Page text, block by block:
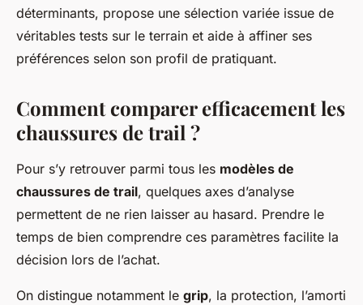
déterminants, propose une sélection variée issue de
véritables tests sur le terrain et aide à affiner ses
préférences selon son profil de pratiquant.
Comment comparer efficacement les
chaussures de trail ?
Pour s’y retrouver parmi tous les modèles de
chaussures de trail, quelques axes d’analyse
permettent de ne rien laisser au hasard. Prendre le
temps de bien comprendre ces paramètres facilite la
décision lors de l’achat.
On distingue notamment le grip, la protection, l’amorti